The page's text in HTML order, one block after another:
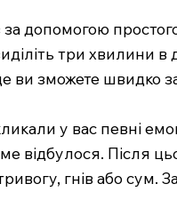
за допомогою
три хвилини
ви зможете швидко
у вас певні
відбулося. Після
гнів або